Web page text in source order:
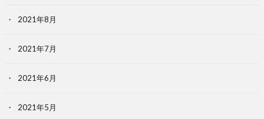
2021年8月
2021年7月
2021年6月
2021年5月